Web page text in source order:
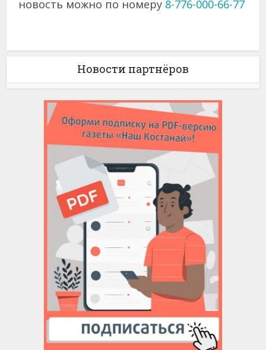
новость можно по номеру 8-776-000-66-77
Новости партнёров